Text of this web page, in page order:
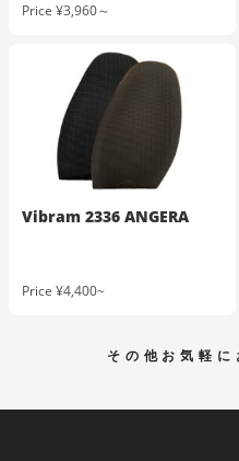
Price ¥3,960～
Vibram 2336 ANGERA
Price ¥4,400~
その他お気軽に